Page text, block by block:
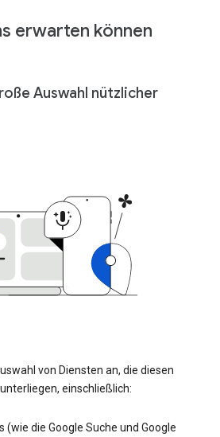
erwarten können
Auswahl nützlicher
von Diensten an, die diesen
einschließlich:
(wie die Google Suche und Google